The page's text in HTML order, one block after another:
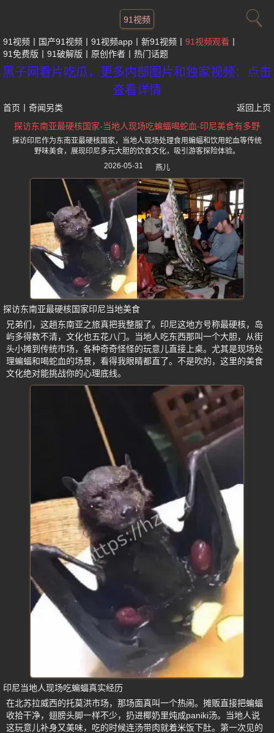
91视频
91视频 国产91视频 91视频app 新91视频
91视频观看
91免费版
91破解版 原创作者 热门话题
黑子网看片吃瓜，更多内部图片和独家视频：点击
查看详情
首页 奇闻另类
返回上页
探访东南亚最硬核国家-当地人现场吃蝙蝠喝蛇血-印尼美食有多野
探访印尼作为东南亚最硬核国家，当地人现场处理食用蝙蝠和饮用蛇血等传统
野味美食，展现印尼多元大胆的饮食文化，吸引游客探险体验。
2026-05-31
燕儿
探访东南亚最硬核国家印尼当地美食
兄弟们，这趟东南亚之旅真把我整服了。印尼这地方号称最硬核，岛
屿多得数不清，文化也五花八门。当地人吃东西那叫一个大胆，从街
头小摊到传统市场，各种奇奇怪怪的玩意儿直接上桌。尤其是现场处
理蝙蝠和喝蛇血的场景，看得我眼睛都直了。不是吹的，这里的美食
文化绝对能挑战你的心理底线。
印尼当地人现场吃蝙蝠真实经历
在北苏拉威西的托莫洪市场，那场面真叫一个热闹。摊贩直接把蝙蝠
收拾干净，翅膀头脚一样不少，扔进椰奶里炖成paniki汤。当地人说
这玩意儿补身又美味，吃的时候连汤带肉就着米饭下肚。第一次见的